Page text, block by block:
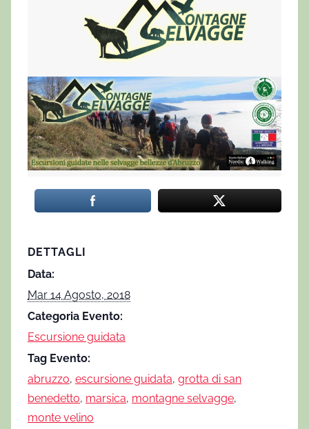
DETTAGLI
Data:
Mar 14 Agosto, 2018
Categoria Evento:
Escursione guidata
Tag Evento:
abruzzo, escursione guidata, grotta di san
benedetto, marsica, montagne selvagge,
monte velino